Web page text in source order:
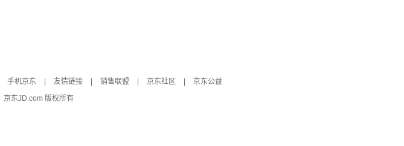
手机京东 友情链接 销售联盟 京东社区
京东公益
京东JD.com 版权所有